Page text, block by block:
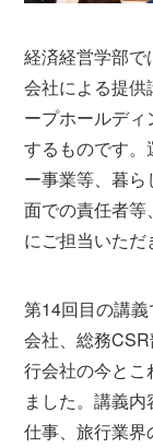
経済経営学部
会社による提
ープホールデ
するものです
ー事業等、暮
面での責任者
にご担当いただ
第14回目の講
会社、総務
行会社の今とこ
ました。講義
仕事、旅行業